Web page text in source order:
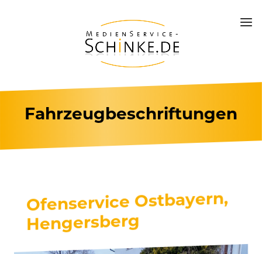
Fahrzeugbeschriftungen
Ofenservice Ostbayern,
Hengersberg